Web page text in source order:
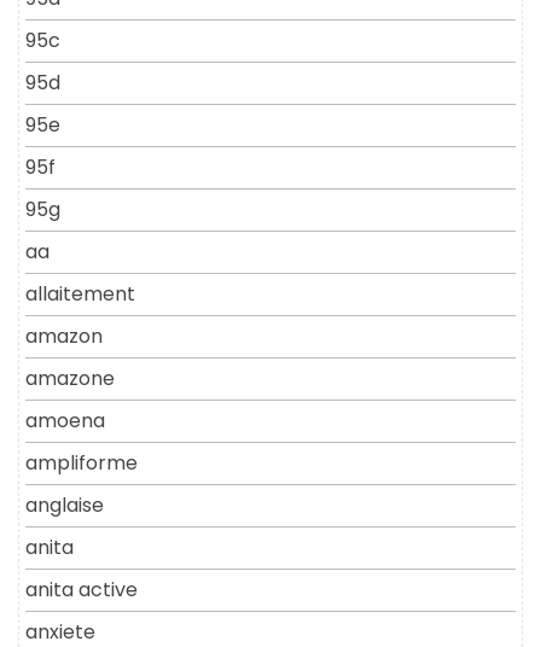
95c
95d
95e
95f
95g
aa
allaitement
amazon
amazone
amoena
ampliforme
anglaise
anita
anita active
anxiete